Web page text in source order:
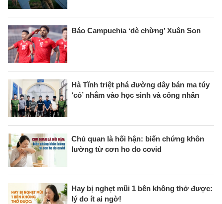
Báo Campuchia ‘dè chừng’ Xuân Son
Hà Tĩnh triệt phá đường dây bán ma túy
‘cỏ’ nhắm vào học sinh và công nhân
Chủ quan là hối hận: biến chứng khôn
lường từ cơn ho do covid
Hay bị nghẹt mũi 1 bên không thở được:
lý do ít ai ngờ!